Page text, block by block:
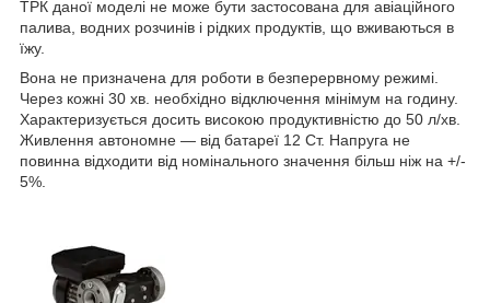
ТРК даної моделі не може бути застосована для авіаційного
палива, водних розчинів і рідких продуктів, що вживаються в
їжу.
Вона не призначена для роботи в безперервному режимі.
Через кожні 30 хв. необхідно відключення мінімум на годину.
Характеризується досить високою продуктивністю до 50 л/хв.
Живлення автономне — від батареї 12 Ст. Напруга не
повинна відходити від номінального значення більш ніж на +/-
5%.